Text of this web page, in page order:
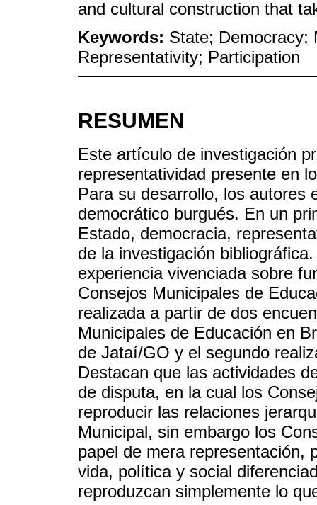
and cultural construction that
Keywords: State; Democracy;
Representativity; Participation
RESUMEN
Este artículo de investigación
representatividad presente en
Para su desarrollo, los autores
democrático burgués. En un
Estado, democracia,
de la investigación
experiencia vivenciada sobre
Consejos Municipales de
realizada a partir de dos
Municipales de Educación en
de Jataí/GO y el segundo
Destacan que las actividades
de disputa, en la cual los
reproducir las relaciones
Municipal, sin embargo los
papel de mera representación,
vida, política y social
reproduzcan simplemente lo